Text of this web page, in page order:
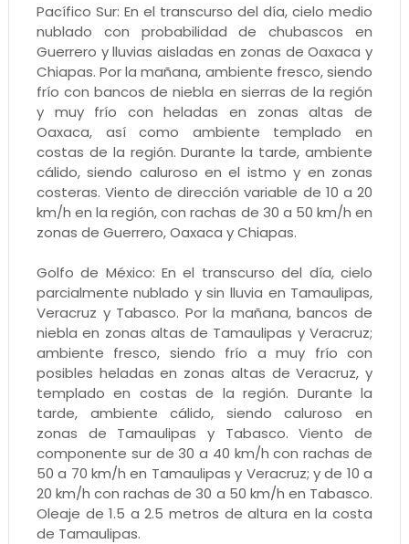
Pacífico Sur: En el transcurso del día, cielo medio
nublado con probabilidad de chubascos en
Guerrero y lluvias aisladas en zonas de Oaxaca y
Chiapas. Por la mañana, ambiente fresco, siendo
frío con bancos de niebla en sierras de la región
y muy frío con heladas en zonas altas de
Oaxaca, así como ambiente templado en
costas de la región. Durante la tarde, ambiente
cálido, siendo caluroso en el istmo y en zonas
costeras. Viento de dirección variable de 10 a 20
km/h en la región, con rachas de 30 a 50 km/h en
zonas de Guerrero, Oaxaca y Chiapas.
Golfo de México: En el transcurso del día, cielo
parcialmente nublado y sin lluvia en Tamaulipas,
Veracruz y Tabasco. Por la mañana, bancos de
niebla en zonas altas de Tamaulipas y Veracruz;
ambiente fresco, siendo frío a muy frío con
posibles heladas en zonas altas de Veracruz, y
templado en costas de la región. Durante la
tarde, ambiente cálido, siendo caluroso en
zonas de Tamaulipas y Tabasco. Viento de
componente sur de 30 a 40 km/h con rachas de
50 a 70 km/h en Tamaulipas y Veracruz; y de 10 a
20 km/h con rachas de 30 a 50 km/h en Tabasco.
Oleaje de 1.5 a 2.5 metros de altura en la costa
de Tamaulipas.